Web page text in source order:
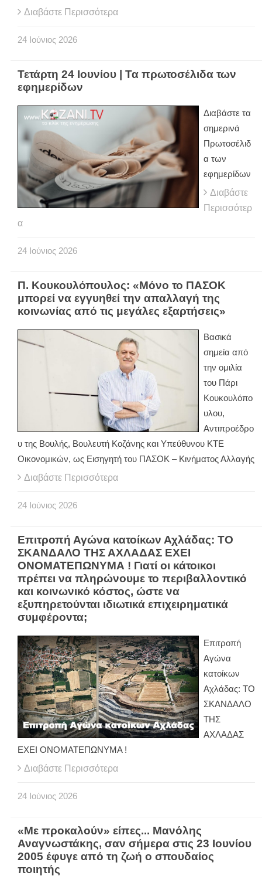
Διαβάστε Περισσότερα
24 Ιούνιος 2026
Τετάρτη 24 Ιουνίου | Τα πρωτοσέλιδα των
εφημερίδων
Διαβάστε τα
σημερινά
Πρωτοσέλιδ
α των
εφημερίδων
Διαβάστε
Περισσότερ
α
24 Ιούνιος 2026
Π. Κουκουλόπουλος: «Μόνο το ΠΑΣΟΚ
μπορεί να εγγυηθεί την απαλλαγή της
κοινωνίας από τις μεγάλες εξαρτήσεις»
Βασικά
σημεία από
την ομιλία
του Πάρι
Κουκουλόπο
υλου,
Αντιπροέδρο
υ της Βουλής, Βουλευτή Κοζάνης και Υπεύθυνου ΚΤΕ
Οικονομικών, ως Εισηγητή του ΠΑΣΟΚ – Κινήματος Αλλαγής
Διαβάστε Περισσότερα
24 Ιούνιος 2026
Eπιτροπή Αγώνα κατοίκων Αχλάδας: ΤΟ
ΣΚΑΝΔΑΛΟ ΤΗΣ ΑΧΛΑΔΑΣ ΕΧΕΙ
ΟΝΟΜΑΤΕΠΩΝΥΜΑ ! Γιατί οι κάτοικοι
πρέπει να πληρώνουμε το περιβαλλοντικό
και κοινωνικό κόστος, ώστε να
εξυπηρετούνται ιδιωτικά επιχειρηματικά
συμφέροντα;
Eπιτροπή
Αγώνα
κατοίκων
Αχλάδας: ΤΟ
ΣΚΑΝΔΑΛΟ
ΤΗΣ
ΑΧΛΑΔΑΣ
ΕΧΕΙ ΟΝΟΜΑΤΕΠΩΝΥΜΑ !
Διαβάστε Περισσότερα
24 Ιούνιος 2026
«Με προκαλούν» είπες... Μανόλης
Αναγνωστάκης, σαν σήμερα στις 23 Ιουνίου
2005 έφυγε από τη ζωή ο σπουδαίος
ποιητής